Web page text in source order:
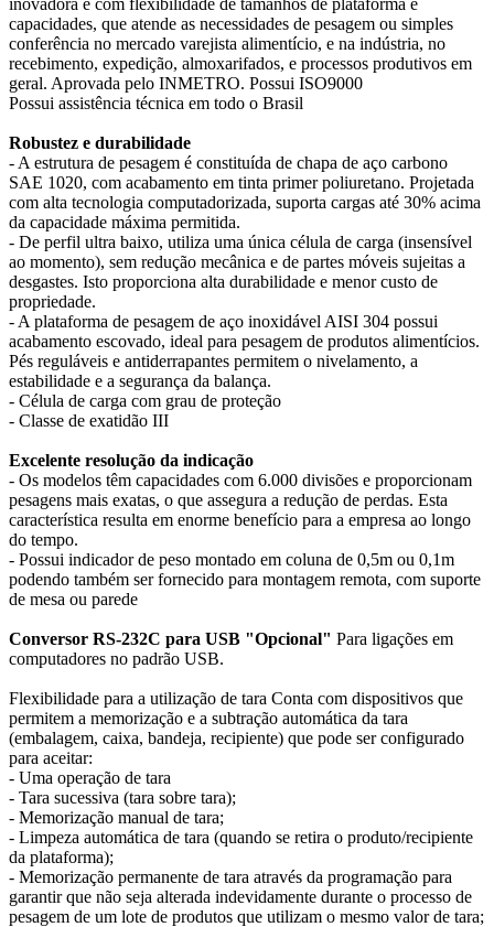
inovadora e com flexibilidade de tamanhos de plataforma e
capacidades, que atende as necessidades de pesagem ou simples
conferência no mercado varejista alimentício, e na indústria, no
recebimento, expedição, almoxarifados, e processos produtivos em
geral. Aprovada pelo INMETRO. Possui ISO9000
Possui assistência técnica em todo o Brasil
Robustez e durabilidade
- A estrutura de pesagem é constituída de chapa de aço carbono
SAE 1020, com acabamento em tinta primer poliuretano. Projetada
com alta tecnologia computadorizada, suporta cargas até 30% acima
da capacidade máxima permitida.
- De perfil ultra baixo, utiliza uma única célula de carga (insensível
ao momento), sem redução mecânica e de partes móveis sujeitas a
desgastes. Isto proporciona alta durabilidade e menor custo de
propriedade.
- A plataforma de pesagem de aço inoxidável AISI 304 possui
acabamento escovado, ideal para pesagem de produtos alimentícios.
Pés reguláveis e antiderrapantes permitem o nivelamento, a
estabilidade e a segurança da balança.
- Célula de carga com grau de proteção
- Classe de exatidão III
Excelente resolução da indicação
- Os modelos têm capacidades com 6.000 divisões e proporcionam
pesagens mais exatas, o que assegura a redução de perdas. Esta
característica resulta em enorme benefício para a empresa ao longo
do tempo.
- Possui indicador de peso montado em coluna de 0,5m ou 0,1m
podendo também ser fornecido para montagem remota, com suporte
de mesa ou parede
Conversor RS-232C para USB "Opcional" Para ligações em
computadores no padrão USB.
Flexibilidade para a utilização de tara Conta com dispositivos que
permitem a memorização e a subtração automática da tara
(embalagem, caixa, bandeja, recipiente) que pode ser configurado
para aceitar:
- Uma operação de tara
- Tara sucessiva (tara sobre tara);
- Memorização manual de tara;
- Limpeza automática de tara (quando se retira o produto/recipiente
da plataforma);
- Memorização permanente de tara através da programação para
garantir que não seja alterada indevidamente durante o processo de
pesagem de um lote de produtos que utilizam o mesmo valor de tara;